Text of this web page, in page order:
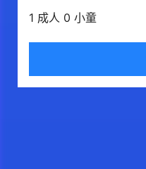
1 成人 0 小童